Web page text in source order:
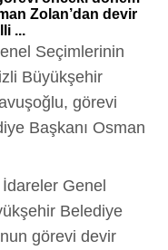
Zolan’dan devir
...
Seçimlerinin
Büyükşehir
görevi
Başkanı Osman
Genel
Belediye
görevi devir